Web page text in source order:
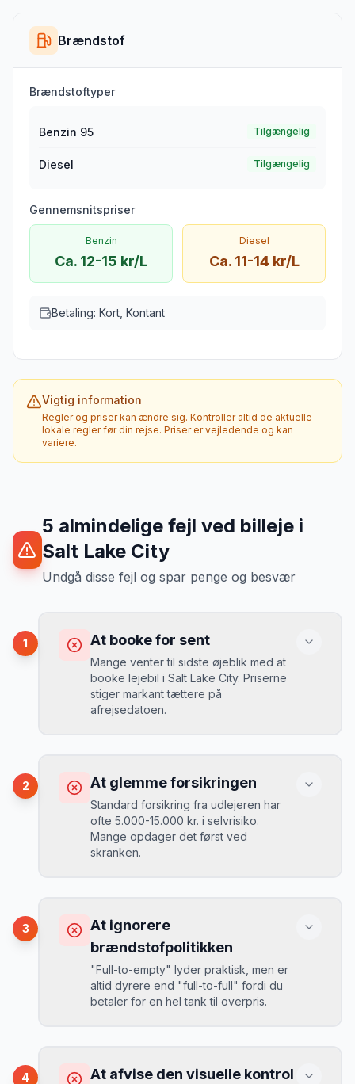
Brændstof
Brændstoftyper
Benzin 95 Tilgængelig
Diesel Tilgængelig
Gennemsnitspriser
Benzin
Ca. 12-15 kr/L
Diesel
Ca. 11-14 kr/L
Betaling: Kort, Kontant
Vigtig information
Regler og priser kan ændre sig. Kontroller altid de aktuelle
lokale regler før din rejse. Priser er vejledende og kan
variere.
5 almindelige fejl ved billeje i
Salt Lake City
Undgå disse fejl og spar penge og besvær
1 At booke for sent
Mange venter til sidste øjeblik med at
booke lejebil i Salt Lake City. Priserne
stiger markant tættere på
afrejsedatoen.
Du betaler 30-50% mere, og de bedste
biler er udsolgt.
Løsning
MJ
Mikkels erfaring
“I august 2024 så jeg priserne i Salt
Lake City stige fra 189 kr/dag til 349
kr/dag på bare 2 uger. Book tidligt!
2 At glemme forsikringen
Standard forsikring fra udlejeren har
ofte 5.000-15.000 kr. i selvrisiko.
Mange opdager det først ved
skranken.
Ved selv en mindre skade kan du blive
opkrævet tusindvis af kroner.
Løsning
Book altid med fuld kaskoforsikring uden
3
At ignorere
brændstofpolitikken
"Full-to-empty" lyder praktisk, men er
altid dyrere end "full-to-full" fordi du
betaler for en hel tank til overpris.
Du betaler 20-30% mere for brændstof,
da udlejeren tager høje benzinpriser.
4 At afvise den visuelle kontrol